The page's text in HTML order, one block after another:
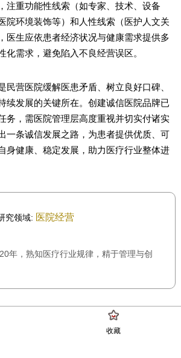
注重功能性线索（如专家、技术、设备
院环境装饰等）和人性线索（医护人文关
医生应依患者经济状况与健康需求提供多
化需求，避免陷入不良经营误区。
营医院缓解医患矛盾、树立良好口碑、
续发展的关键所在。创建诚信医院品牌已
务，需医院管理层高度重视并切实付诸实
一条诚信发展之路，为患者提供优质、可
身健康、稳定发展，助力医疗行业整体进
究领域: 医院经营
年，熟知医疗行业规律，精于管理与创
收藏